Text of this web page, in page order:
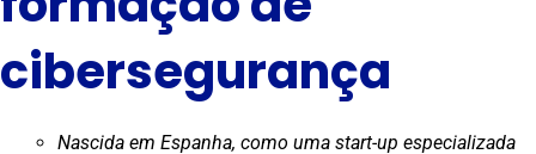
cibersegurança
Nascida em Espanha, como uma start-up especializada